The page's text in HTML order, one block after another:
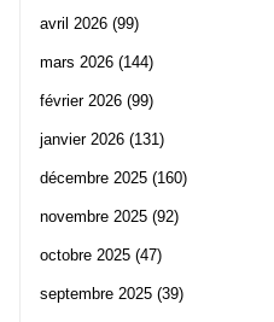
avril 2026 (99)
mars 2026 (144)
février 2026 (99)
janvier 2026 (131)
décembre 2025 (160)
novembre 2025 (92)
octobre 2025 (47)
septembre 2025 (39)